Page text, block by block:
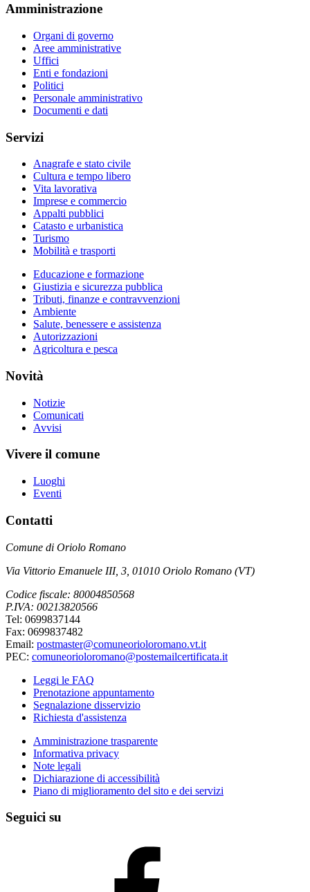
Amministrazione
Organi di governo
Aree amministrative
Uffici
Enti e fondazioni
Politici
Personale amministrativo
Documenti e dati
Servizi
Anagrafe e stato civile
Cultura e tempo libero
Vita lavorativa
Imprese e commercio
Appalti pubblici
Catasto e urbanistica
Turismo
Mobilità e trasporti
Educazione e formazione
Giustizia e sicurezza pubblica
Tributi, finanze e contravvenzioni
Ambiente
Salute, benessere e assistenza
Autorizzazioni
Agricoltura e pesca
Novità
Notizie
Comunicati
Avvisi
Vivere il comune
Luoghi
Eventi
Contatti
Comune di Oriolo Romano
Via Vittorio Emanuele III, 3, 01010 Oriolo Romano (VT)
Codice fiscale: 80004850568
P.IVA: 00213820566
Tel: 0699837144
Fax: 0699837482
Email: postmaster@comuneorioloromano.vt.it
PEC: comuneorioloromano@postemailcertificata.it
Leggi le FAQ
Prenotazione appuntamento
Segnalazione disservizio
Richiesta d'assistenza
Amministrazione trasparente
Informativa privacy
Note legali
Dichiarazione di accessibilità
Piano di miglioramento del sito e dei servizi
Seguici su